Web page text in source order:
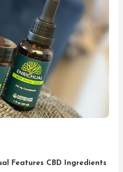
Features CBD Ingredients